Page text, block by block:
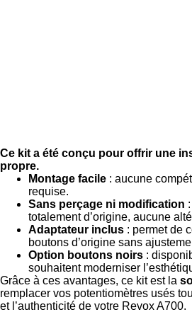
Ce kit a été conçu pour offrir une
propre.
Montage facile : aucune
requise.
Sans perçage ni modification
totalement d’origine, aucune
Adaptateur inclus : permet de
boutons d’origine sans
Option boutons noirs :
souhaitent moderniser
Grâce à ces avantages, ce kit est la
remplacer vos potentiomètres usés
et l’authenticité de votre Revox A700.